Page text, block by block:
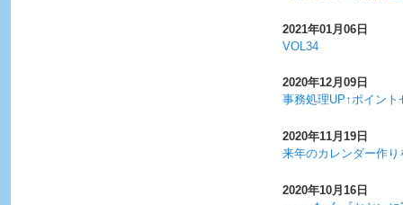
2021年01月06日
VOL34
2020年12月09日
事務処理UP↑ポイン
2020年11月19日
来年のカレンダー作
2020年10月16日